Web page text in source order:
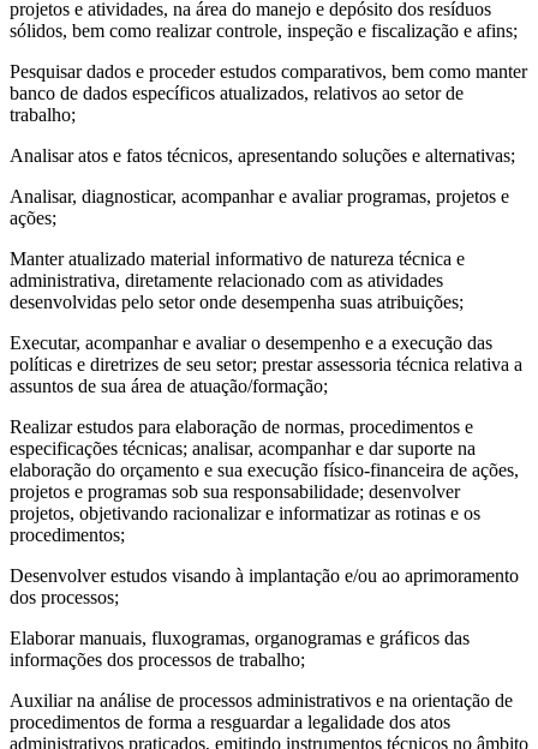
projetos e atividades, na área do manejo e depósito dos resíduos
sólidos, bem como realizar controle, inspeção e fiscalização e afins;
Pesquisar dados e proceder estudos comparativos, bem como manter
banco de dados específicos atualizados, relativos ao setor de
trabalho;
Analisar atos e fatos técnicos, apresentando soluções e alternativas;
Analisar, diagnosticar, acompanhar e avaliar programas, projetos e
ações;
Manter atualizado material informativo de natureza técnica e
administrativa, diretamente relacionado com as atividades
desenvolvidas pelo setor onde desempenha suas atribuições;
Executar, acompanhar e avaliar o desempenho e a execução das
políticas e diretrizes de seu setor; prestar assessoria técnica relativa a
assuntos de sua área de atuação/formação;
Realizar estudos para elaboração de normas, procedimentos e
especificações técnicas; analisar, acompanhar e dar suporte na
elaboração do orçamento e sua execução físico-financeira de ações,
projetos e programas sob sua responsabilidade; desenvolver
projetos, objetivando racionalizar e informatizar as rotinas e os
procedimentos;
Desenvolver estudos visando à implantação e/ou ao aprimoramento
dos processos;
Elaborar manuais, fluxogramas, organogramas e gráficos das
informações dos processos de trabalho;
Auxiliar na análise de processos administrativos e na orientação de
procedimentos de forma a resguardar a legalidade dos atos
administrativos praticados, emitindo instrumentos técnicos no âmbito